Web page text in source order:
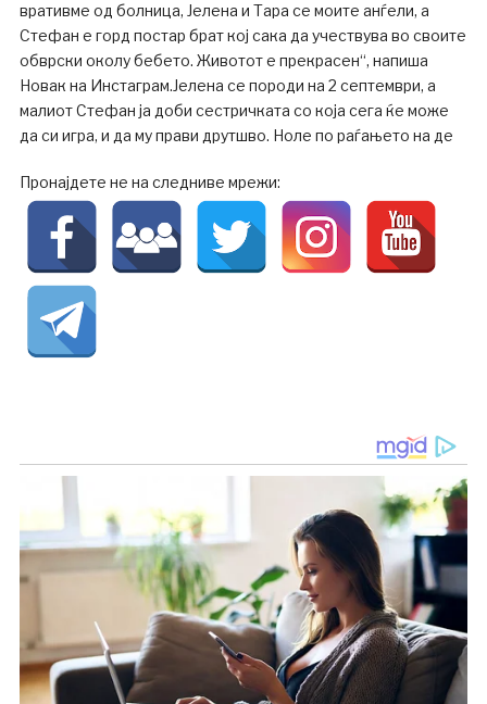
вративме од болница, Јелена и Тара се моите анѓели, а
Стефан е горд постар брат кој сака да учествува во своите
обврски околу бебето. Животот е прекрасен“, напиша
Новак на Инстаграм.Јелена се породи на 2 септември, а
малиот Стефан ја доби сестричката со која сега ќе може
да си игра, и да му прави друтшво. Ноле по раѓањето на де
Пронајдете не на следниве мрежи: